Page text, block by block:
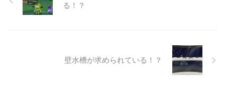
る！？
壁水槽が求められている！？